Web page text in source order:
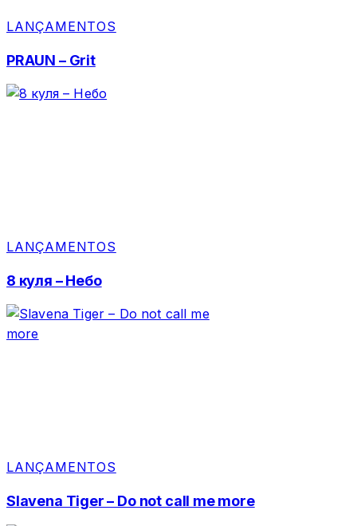
LANÇAMENTOS
PRAUN – Grit
LANÇAMENTOS
8 куля – Небо
LANÇAMENTOS
Slavena Tiger – Do not call me more